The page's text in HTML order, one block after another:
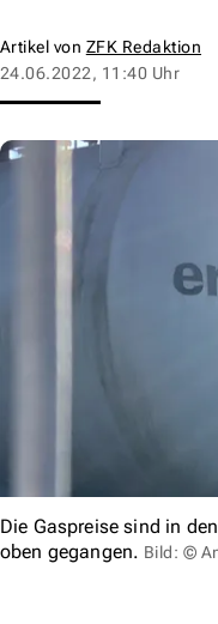
Artikel von ZFK Redaktion
24.06.2022, 11:40 Uhr
Die Gaspreise sind in
oben gegangen. Bild: ©